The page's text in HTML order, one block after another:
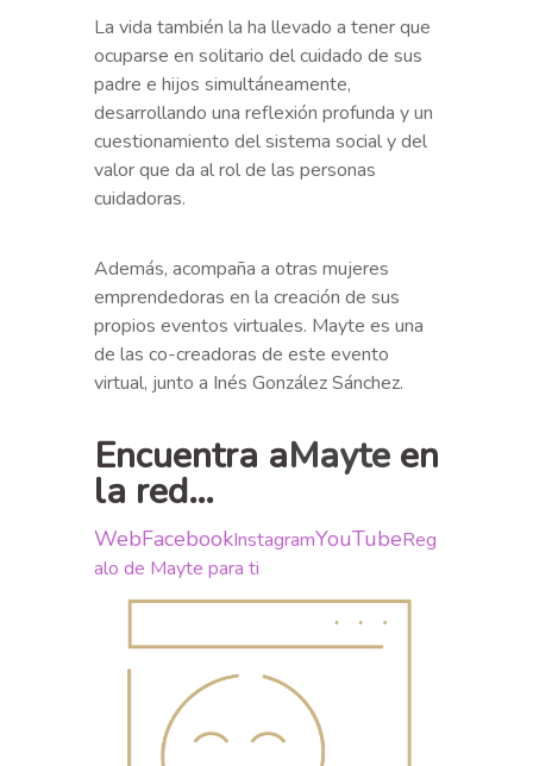
La vida también la ha llevado a tener que
ocuparse en solitario del cuidado de sus
padre e hijos simultáneamente,
desarrollando una reflexión profunda y un
cuestionamiento del sistema social y del
valor que da al rol de las personas
cuidadoras.
Además, acompaña a otras mujeres
emprendedoras en la creación de sus
propios eventos virtuales. Mayte es una
de las co-creadoras de este evento
virtual, junto a Inés González Sánchez.
Encuentra aMayte en
la red…
WebFacebookInstagramYouTubeReg
alo de Mayte para ti